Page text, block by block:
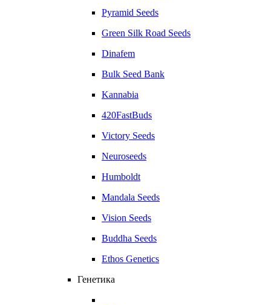
Pyramid Seeds
Green Silk Road Seeds
Dinafem
Bulk Seed Bank
Kannabia
420FastBuds
Victory Seeds
Neuroseeds
Humboldt
Mandala Seeds
Vision Seeds
Buddha Seeds
Ethos Genetics
Генетика